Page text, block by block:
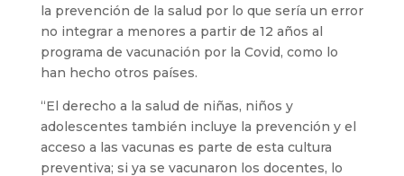
la prevención de la salud por lo que sería un error
no integrar a menores a partir de 12 años al
programa de vacunación por la Covid, como lo
han hecho otros países.
“El derecho a la salud de niñas, niños y
adolescentes también incluye la prevención y el
acceso a las vacunas es parte de esta cultura
preventiva; si ya se vacunaron los docentes, lo